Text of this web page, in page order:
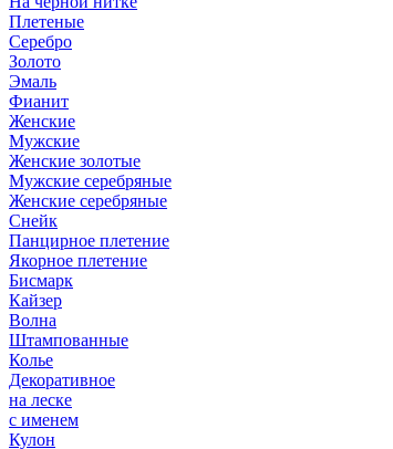
Плетеные
Серебро
Золото
Эмаль
Фианит
Женские
Мужские
Женские золотые
Мужские серебряные
Женские серебряные
Снейк
Панцирное плетение
Якорное плетение
Бисмарк
Кайзер
Волна
Штампованные
Колье
Декоративное
на леске
с именем
Кулон